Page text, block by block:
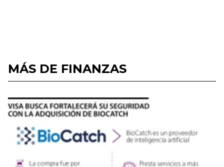
MÁS DE FINANZAS